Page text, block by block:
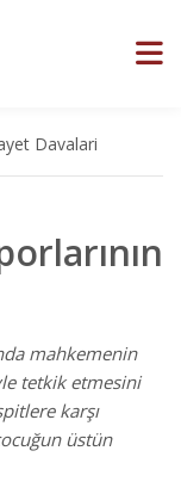
Davalari
mahkemenin
tetkik etmesini
karşı
üstün